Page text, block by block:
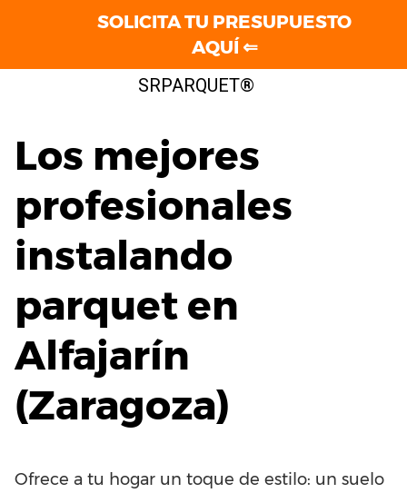
SRPARQUET®
Los mejores
profesionales
instalando
parquet en
Alfajarín
(Zaragoza)
Ofrece a tu hogar un toque de estilo: un suelo
SOLICITA TU PRESUPUESTO
AQUÍ ⇐